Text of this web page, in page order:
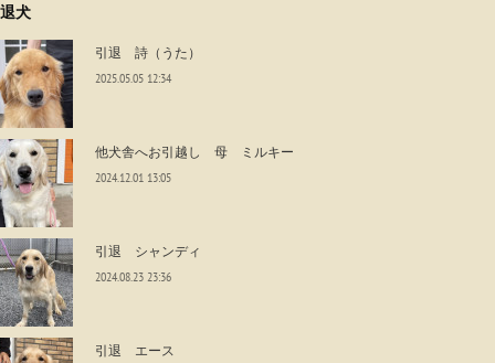
犬
引退 詩（うた）
2025.05.05 12:34
他犬舎へお引越し 母 ミルキー
2024.12.01 13:05
引退 シャンディ
2024.08.23 23:36
引退 エース